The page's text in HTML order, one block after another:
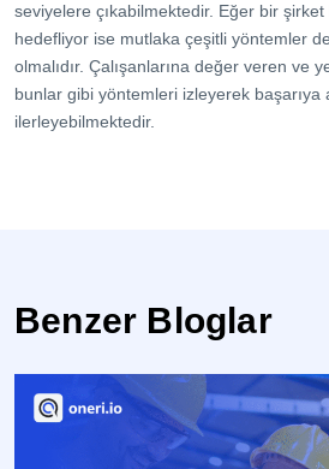
seviyelere çıkabilmektedir. Eğer bir
hedefliyor ise mutlaka çeşitli yöntemler
olmalıdır. Çalışanlarına değer veren ve
bunlar gibi yöntemleri izleyerek başarıya
ilerleyebilmektedir.
Benzer Bloglar